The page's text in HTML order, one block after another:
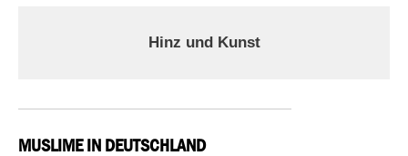
Hinz und Kunst
MUSLIME IN DEUTSCHLAND